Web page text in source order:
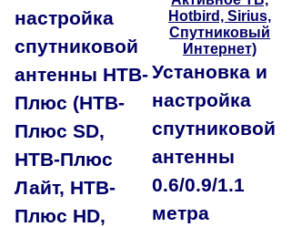
настройка
спутниковой
антенны НТВ-
Плюс (НТВ-
Плюс SD,
НТВ-Плюс
Лайт, НТВ-
Плюс HD,
Установка и
настройка
спутниковой
антенны
0.6/0.9/1.1
метра